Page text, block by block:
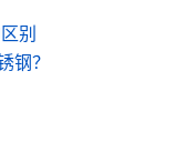
别
钢？